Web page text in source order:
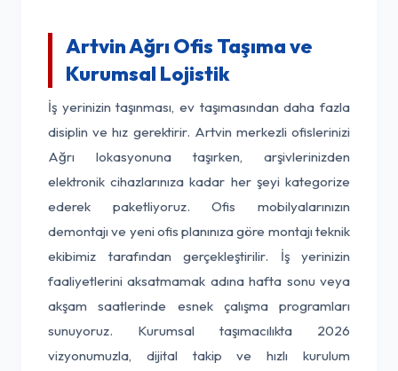
Artvin Ağrı Ofis Taşıma ve
Kurumsal Lojistik
İş yerinizin taşınması, ev taşımasından daha fazla
disiplin ve hız gerektirir. Artvin merkezli ofislerinizi
Ağrı lokasyonuna taşırken, arşivlerinizden
elektronik cihazlarınıza kadar her şeyi kategorize
ederek paketliyoruz. Ofis mobilyalarınızın
demontajı ve yeni ofis planınıza göre montajı teknik
ekibimiz tarafından gerçekleştirilir. İş yerinizin
faaliyetlerini aksatmamak adına hafta sonu veya
akşam saatlerinde esnek çalışma programları
sunuyoruz. Kurumsal taşımacılıkta 2026
vizyonumuzla, dijital takip ve hızlı kurulum